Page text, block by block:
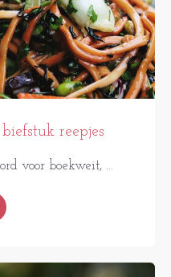
reepjes
voor boekweit, ...